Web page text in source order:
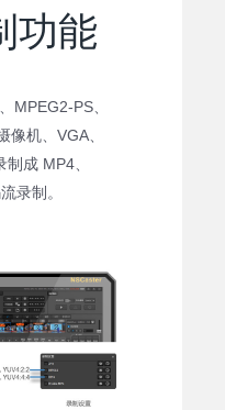
功能
MPEG2-PS、
像机、VGA、
成 MP4、
录制。